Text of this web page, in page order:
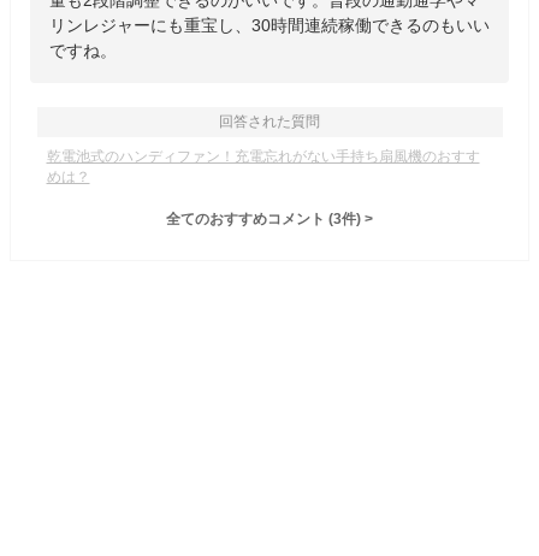
リンレジャーにも重宝し、30時間連続稼働できるのもいい
ですね。
回答された質問
乾電池式のハンディファン！充電忘れがない手持ち扇風機のおすす
めは？
全てのおすすめコメント (3件) >